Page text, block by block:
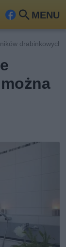
MENU
Fa
ook
Szu
kaj
drabinkowych